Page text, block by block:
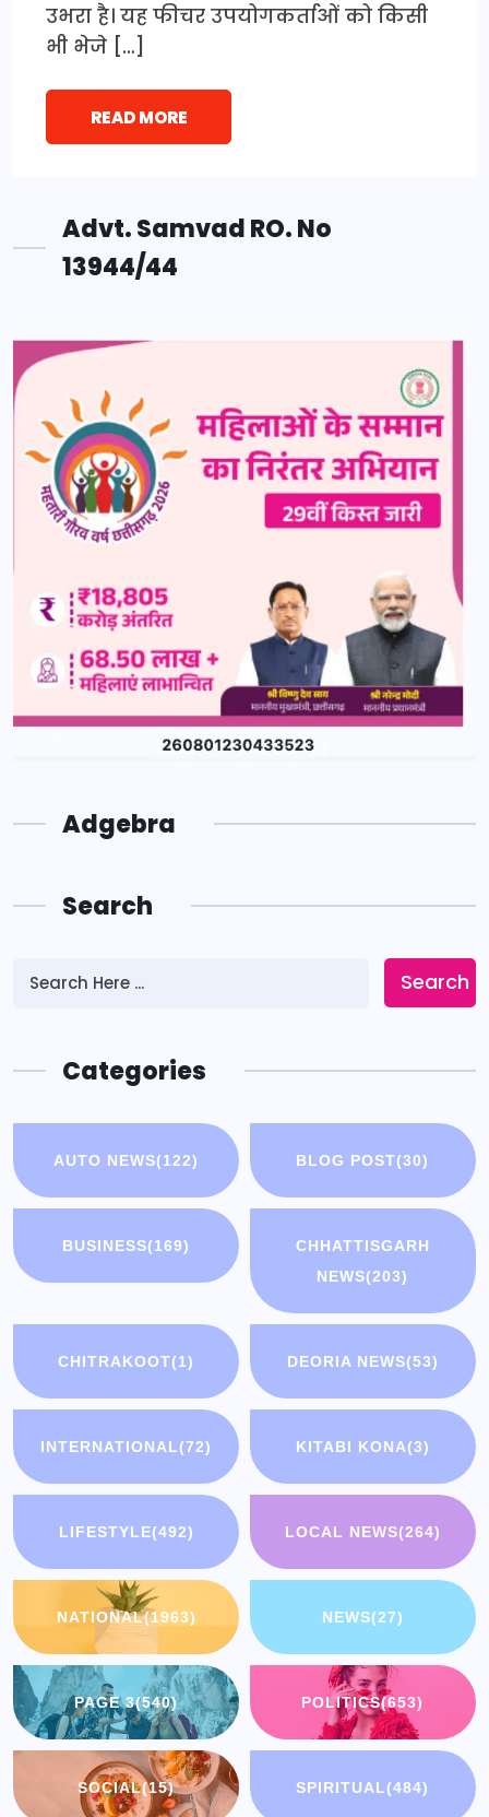
उभरा है। यह फीचर उपयोगकर्ताओं को किसी
भी भेजे […]
READ MORE
Advt. Samvad RO. No
13944/44
Adgebra
Search
Search
Categories
AUTO NEWS(122) BLOG POST(30)
BUSINESS(169)
CHHATTISGARH
NEWS(203)
CHITRAKOOT(1) DEORIA NEWS(53)
INTERNATIONAL(72) KITABI KONA(3)
LIFESTYLE(492) LOCAL NEWS(264)
NATIONAL(1963) NEWS(27)
PAGE 3(540) POLITICS(653)
SOCIAL(15) SPIRITUAL(484)